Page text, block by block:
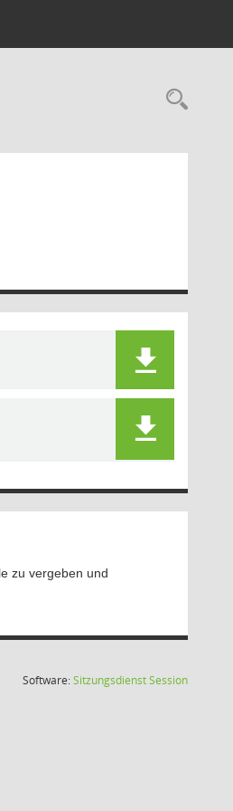
zu vergeben und
Software:SitzungsdienstSession(Wird in